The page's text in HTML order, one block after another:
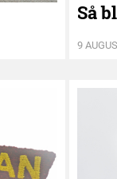
Så
9